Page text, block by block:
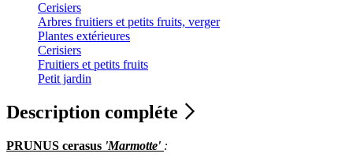
Cerisiers
Arbres fruitiers et petits fruits, verger
Plantes extérieures
Cerisiers
Fruitiers et petits fruits
Petit jardin
Description compléte
PRUNUS cerasus 'Marmotte' :